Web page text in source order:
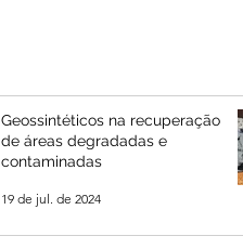
Geossintéticos na recuperação
de áreas degradadas e
contaminadas
19 de jul. de 2024